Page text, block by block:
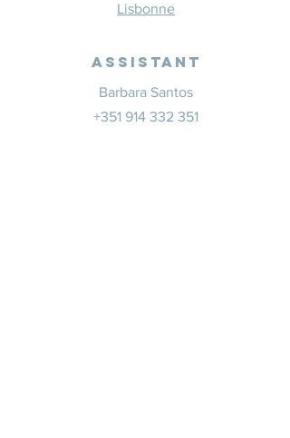
Lisbonne
Assistant
Barbara Santos
+351 914 332 351